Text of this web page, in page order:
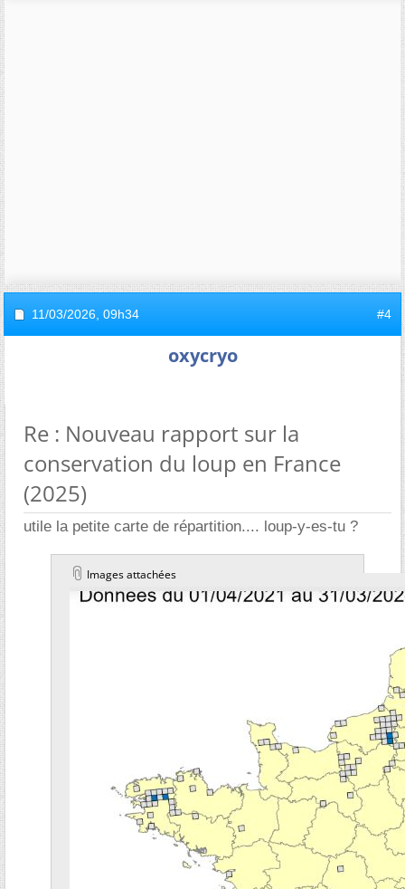
11/03/2026, 09h34 #4
oxycryo
Re : Nouveau rapport sur la
conservation du loup en France
(2025)
utile la petite carte de répartition.... loup-y-es-tu ?
Images attachées